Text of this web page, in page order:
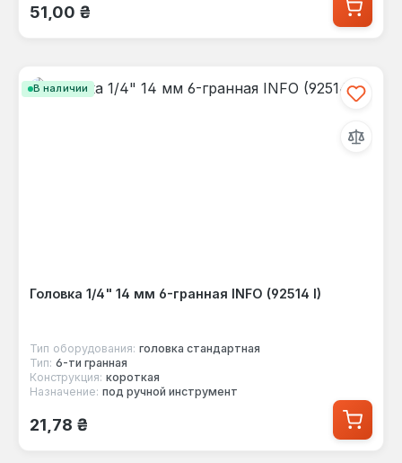
Обычная цена:
51,00 ₴
В наличии
Головка 1/4" 14 мм 6-гранная INFO (92514 I)
Тип оборудования: головка стандартная
Тип: 6-ти гранная
Конструкция: короткая
Назначение: под ручной инструмент
Обычная цена:
21,78 ₴